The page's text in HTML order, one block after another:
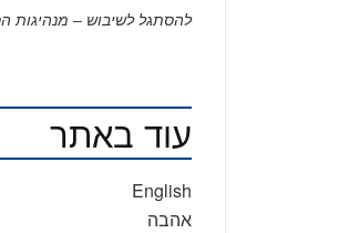
להסתגל לשיבוש – מנהיגות
עוד באתר
English
אהבה